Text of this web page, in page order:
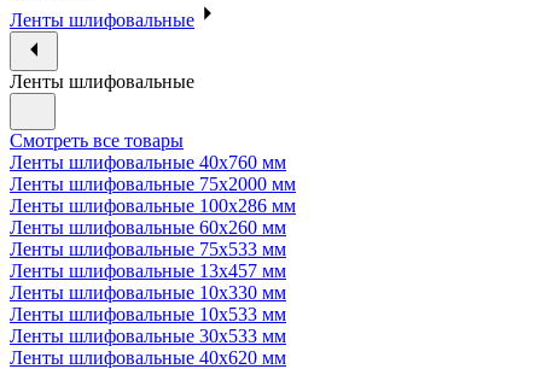
Ленты шлифовальные
Ленты шлифовальные
Смотреть все товары
Ленты шлифовальные 40х760 мм
Ленты шлифовальные 75х2000 мм
Ленты шлифовальные 100х286 мм
Ленты шлифовальные 60х260 мм
Ленты шлифовальные 75х533 мм
Ленты шлифовальные 13х457 мм
Ленты шлифовальные 10х330 мм
Ленты шлифовальные 10х533 мм
Ленты шлифовальные 30х533 мм
Ленты шлифовальные 40х620 мм